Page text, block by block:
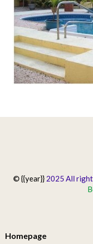
© {{year}} 2025 All
Homepage